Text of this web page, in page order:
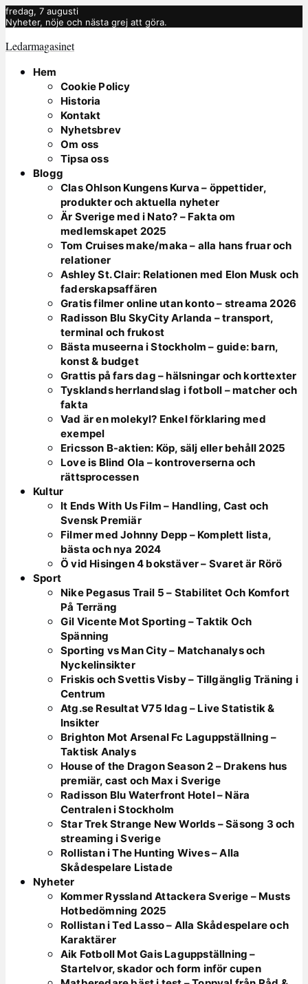
fredag, 7 augusti
Nyheter, nöje och nästa grej att göra.
Ledarmagasinet
Hem
Cookie Policy
Historia
Kontakt
Nyhetsbrev
Om oss
Tipsa oss
Blogg
Clas Ohlson Kungens Kurva – öppettider,
produkter och aktuella nyheter
Är Sverige med i Nato? – Fakta om
medlemskapet 2025
Tom Cruises make/maka – alla hans fruar och
relationer
Ashley St. Clair: Relationen med Elon Musk och
faderskapsaffären
Gratis filmer online utan konto – streama 2026
Radisson Blu SkyCity Arlanda – transport,
terminal och frukost
Bästa museerna i Stockholm – guide: barn,
konst & budget
Grattis på fars dag – hälsningar och korttexter
Tysklands herrlandslag i fotboll – matcher och
fakta
Vad är en molekyl? Enkel förklaring med
exempel
Ericsson B-aktien: Köp, sälj eller behåll 2025
Love is Blind Ola – kontroverserna och
rättsprocessen
Kultur
It Ends With Us Film – Handling, Cast och
Svensk Premiär
Filmer med Johnny Depp – Komplett lista,
bästa och nya 2024
Ö vid Hisingen 4 bokstäver – Svaret är Rörö
Sport
Nike Pegasus Trail 5 – Stabilitet Och Komfort
På Terräng
Gil Vicente Mot Sporting – Taktik Och
Spänning
Sporting vs Man City – Matchanalys och
Nyckelinsikter
Friskis och Svettis Visby – Tillgänglig Träning i
Centrum
Atg.se Resultat V75 Idag – Live Statistik &
Insikter
Brighton Mot Arsenal Fc Laguppställning –
Taktisk Analys
House of the Dragon Season 2 – Drakens hus
premiär, cast och Max i Sverige
Radisson Blu Waterfront Hotel – Nära
Centralen i Stockholm
Star Trek Strange New Worlds – Säsong 3 och
streaming i Sverige
Rollistan i The Hunting Wives – Alla
Skådespelare Listade
Nyheter
Kommer Ryssland Attackera Sverige – Musts
Hotbedömning 2025
Rollistan i Ted Lasso – Alla Skådespelare och
Karaktärer
Aik Fotboll Mot Gais Laguppställning –
Startelvor, skador och form inför cupen